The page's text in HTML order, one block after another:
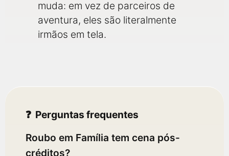
muda: em vez de parceiros de
aventura, eles são literalmente
irmãos em tela.
Perguntas frequentes
Roubo em Família tem cena pós-
créditos?